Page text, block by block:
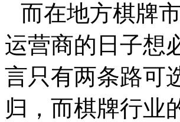
而在地方棋牌
运营商的日子想
言只有两条路可
归，而棋牌行业